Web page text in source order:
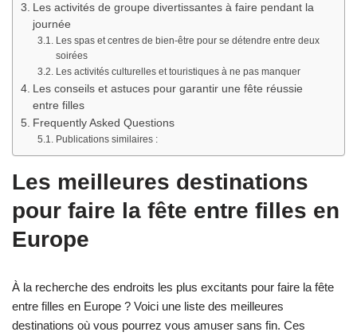
Les activités de groupe divertissantes à faire pendant la
journée
Les spas et centres de bien-être pour se détendre entre deux
soirées
Les activités culturelles et touristiques à ne pas manquer
Les conseils et astuces pour garantir une fête réussie
entre filles
Frequently Asked Questions
Publications similaires :
Les meilleures destinations
pour faire la fête entre filles en
Europe
À la recherche des endroits les plus excitants pour faire la fête
entre filles en Europe ? Voici une liste des meilleures
destinations où vous pourrez vous amuser sans fin. Ces